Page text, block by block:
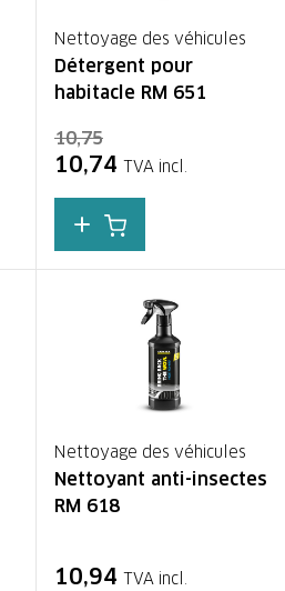
Nettoyage des véhicules
Détergent pour
habitacle RM 651
10,75
10,74 TVA incl.
Nettoyage des véhicules
Nettoyant anti-insectes
RM 618
10,94 TVA incl.